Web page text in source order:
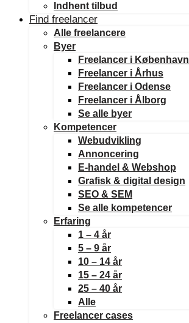
Indhent tilbud
Find freelancer
Alle freelancere
Byer
Freelancer i København
Freelancer i Århus
Freelancer i Odense
Freelancer i Ålborg
Se alle byer
Kompetencer
Webudvikling
Annoncering
E-handel & Webshop
Grafisk & digital design
SEO & SEM
Se alle kompetencer
Erfaring
1 – 4 år
5 – 9 år
10 – 14 år
15 – 24 år
25 – 40 år
Alle
Freelancer cases